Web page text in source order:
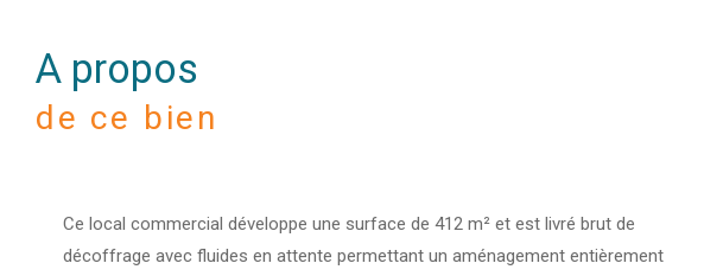
a propos
de ce bien
Ce local commercial développe une surface de 412 m² et est livré brut de
décoffrage avec fluides en attente permettant un aménagement entièrement